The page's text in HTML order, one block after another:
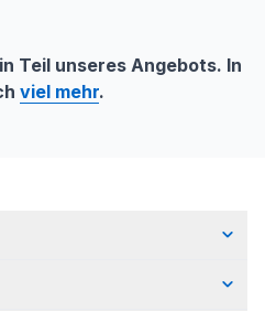
Teil unseres Angebots. In
viel mehr.